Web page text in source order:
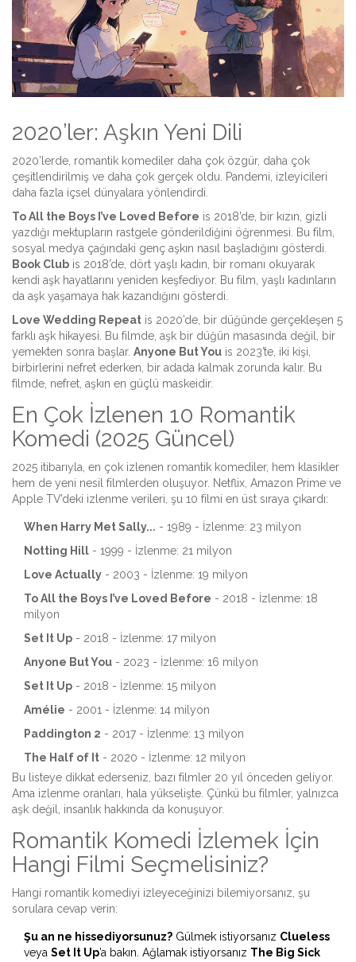
2020’ler: Aşkın Yeni Dili
2020’lerde, romantik komediler daha çok özgür, daha çok
çeşitlendirilmiş ve daha çok gerçek oldu. Pandemi, izleyicileri
daha fazla içsel dünyalara yönlendirdi.
To All the Boys I’ve Loved Before is 2018’de, bir kızın, gizli
yazdığı mektupların rastgele gönderildiğini öğrenmesi. Bu film,
sosyal medya çağındaki genç aşkın nasıl başladığını gösterdi.
Book Club is 2018’de, dört yaşlı kadın, bir romanı okuyarak
kendi aşk hayatlarını yeniden keşfediyor. Bu film, yaşlı kadınların
da aşk yaşamaya hak kazandığını gösterdi.
Love Wedding Repeat is 2020’de, bir düğünde gerçekleşen 5
farklı aşk hikayesi. Bu filmde, aşk bir düğün masasında değil, bir
yemekten sonra başlar. Anyone But You is 2023’te, iki kişi,
birbirlerini nefret ederken, bir adada kalmak zorunda kalır. Bu
filmde, nefret, aşkın en güçlü maskeidir.
En Çok İzlenen 10 Romantik
Komedi (2025 Güncel)
2025 itibarıyla, en çok izlenen romantik komediler, hem klasikler
hem de yeni nesil filmlerden oluşuyor. Netflix, Amazon Prime ve
Apple TV’deki izlenme verileri, şu 10 filmi en üst sıraya çıkardı:
When Harry Met Sally... - 1989 - İzlenme: 23 milyon
Notting Hill - 1999 - İzlenme: 21 milyon
Love Actually - 2003 - İzlenme: 19 milyon
To All the Boys I’ve Loved Before - 2018 - İzlenme: 18
milyon
Set It Up - 2018 - İzlenme: 17 milyon
Anyone But You - 2023 - İzlenme: 16 milyon
Set It Up - 2018 - İzlenme: 15 milyon
Amélie - 2001 - İzlenme: 14 milyon
Paddington 2 - 2017 - İzlenme: 13 milyon
The Half of It - 2020 - İzlenme: 12 milyon
Bu listeye dikkat ederseniz, bazı filmler 20 yıl önceden geliyor.
Ama izlenme oranları, hala yükselişte. Çünkü bu filmler, yalnızca
aşk değil, insanlık hakkında da konuşuyor.
Romantik Komedi İzlemek İçin
Hangi Filmi Seçmelisiniz?
Hangi romantik komediyi izleyeceğinizi bilemiyorsanız, şu
sorulara cevap verin:
Şu an ne hissediyorsunuz? Gülmek istiyorsanız Clueless
veya Set It Up’a bakın. Ağlamak istiyorsanız The Big Sick